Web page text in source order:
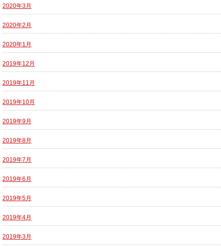
2020年3月
2020年2月
2020年1月
2019年12月
2019年11月
2019年10月
2019年9月
2019年8月
2019年7月
2019年6月
2019年5月
2019年4月
2019年3月